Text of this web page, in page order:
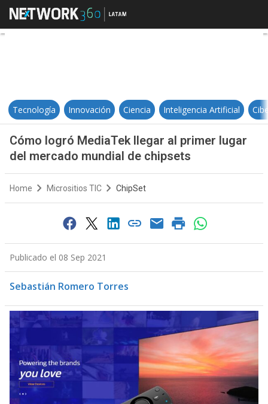
Cómo logró MediaTek llegar al
Tecnología Innovación Ciencia Inteligencia Artificial
Cómo logró MediaTek llegar al primer lugar
del mercado mundial de chipsets
Home Micrositios TIC ChipSet
Publicado el 08 Sep 2021
Sebastián Romero Torres